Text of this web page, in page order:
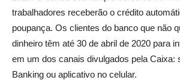
trabalhadores receberão o crédito
poupança. Os clientes do banco que não
dinheiro têm até 30 de abril de 2020 para
em um dos canais divulgados pela Caixa:
Banking ou aplicativo no celular.